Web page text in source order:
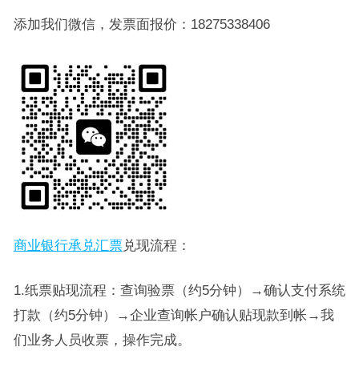
添加我们微信，发票面报价：18275338406
商业银行承兑汇票兑现流程：
1.纸票贴现流程：查询验票（约5分钟）→确认支付系统
打款（约5分钟）→企业查询帐户确认贴现款到帐→我
们业务人员收票，操作完成。